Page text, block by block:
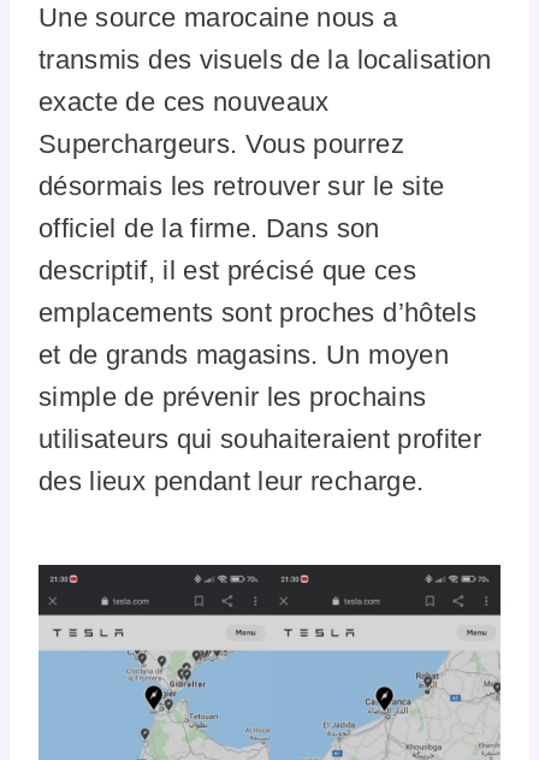
Une source marocaine nous a
transmis des visuels de la localisation
exacte de ces nouveaux
Superchargeurs. Vous pourrez
désormais les retrouver sur le site
officiel de la firme. Dans son
descriptif, il est précisé que ces
emplacements sont proches d’hôtels
et de grands magasins. Un moyen
simple de prévenir les prochains
utilisateurs qui souhaiteraient profiter
des lieux pendant leur recharge.